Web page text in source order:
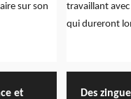
sur son
travaillant
qui dureront
et
Des